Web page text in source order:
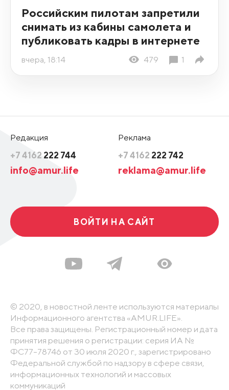
Российским пилотам запретили
снимать из кабины самолета и
публиковать кадры в интернете
вчера, 18:14 479 1
Редакция
+7 4162 222 744
info@amur.life
Реклама
+7 4162 222 742
reklama@amur.life
ВОЙТИ НА САЙТ
© 2020, в новостной ленте используются материалы
Информационного агентства «AMUR.LIFE».
Все права защищены. Регистрационный номер и дата
принятия решения о регистрации: серия ИА №
ФС77-78746 от 30 июля 2020 г., зарегистрировано
Федеральной службой по надзору в сфере связи,
информационных технологий и массовых
коммуникаций